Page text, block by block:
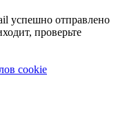
успешно отправлено
проверьте
cookie